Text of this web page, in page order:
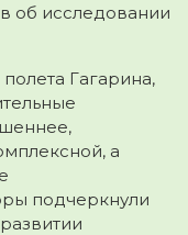
об исследовании
Гагарина,
а
подчеркнули